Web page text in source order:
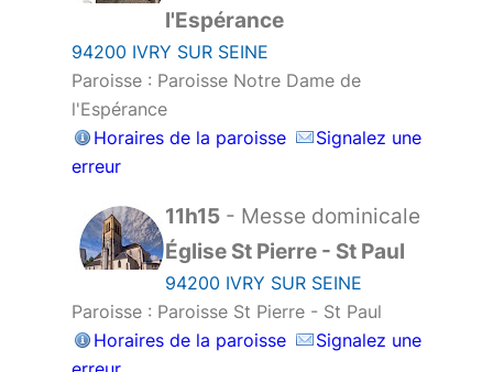
l'Espérance
94200 IVRY SUR SEINE
Paroisse : Paroisse Notre Dame de
l'Espérance
Horaires de la paroisse
Signalez une
erreur
11h15 - Messe dominicale
Église St Pierre - St Paul
94200 IVRY SUR SEINE
Paroisse : Paroisse St Pierre - St Paul
Horaires de la paroisse
Signalez une